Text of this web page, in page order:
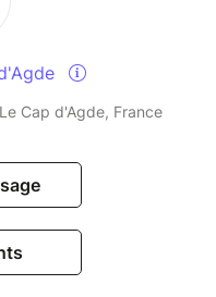
Cap d'Agde, France